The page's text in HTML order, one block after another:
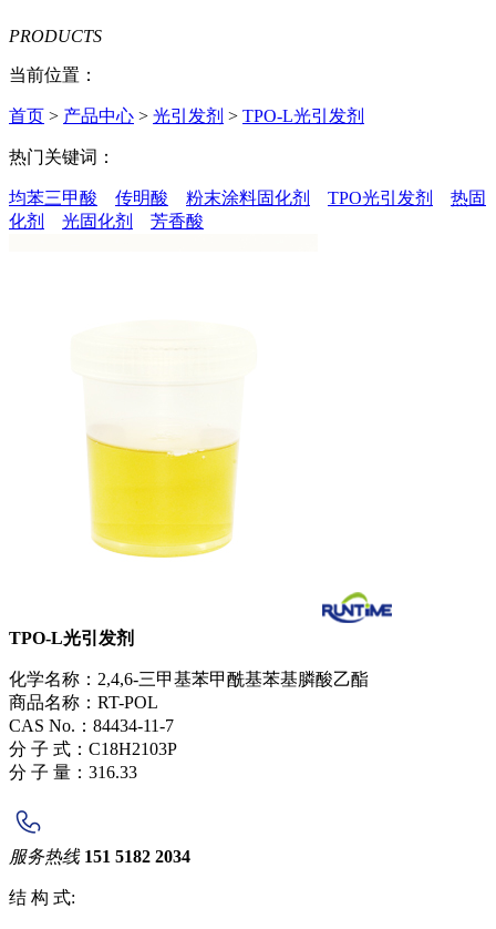
PRODUCTS
当前位置：
首页 > 产品中心 > 光引发剂 > TPO-L光引发剂
热门关键词：
均苯三甲酸 传明酸 粉末涂料固化剂 TPO光引发剂
热固
化剂
光固化剂 芳香酸
TPO-L光引发剂
化学名称：2,4,6-三甲基苯甲酰基苯基膦酸乙酯
商品名称：RT-POL
CAS No.：84434-11-7
分 子 式：C18H2103P
分 子 量：316.33
服务热线 151 5182 2034
结 构 式: